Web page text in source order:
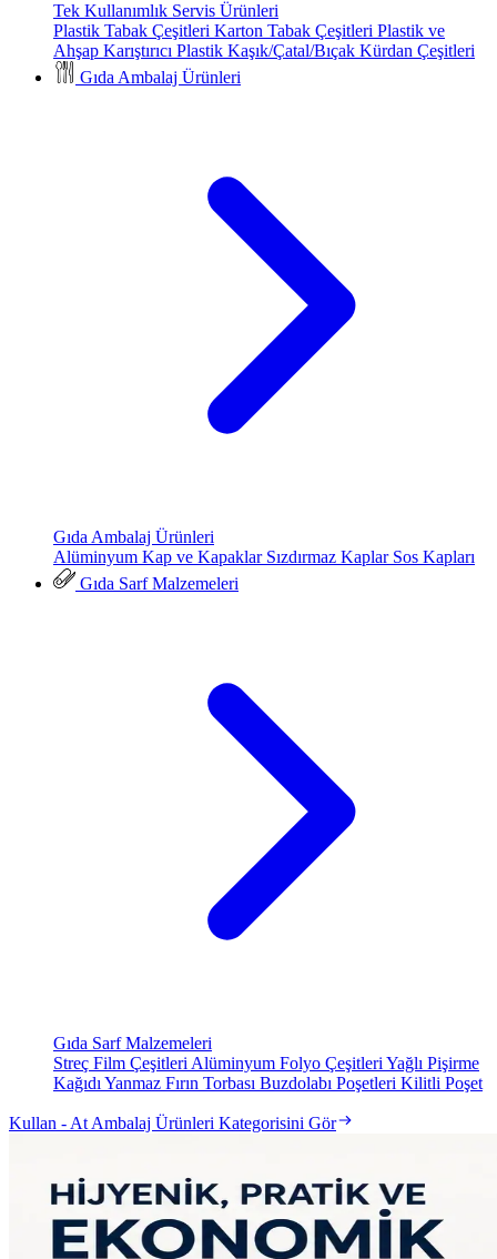
Tek Kullanımlık Servis Ürünleri
Plastik Tabak Çeşitleri Karton Tabak Çeşitleri Plastik ve
Ahşap Karıştırıcı Plastik Kaşık/Çatal/Bıçak Kürdan Çeşitleri
Gıda Ambalaj Ürünleri
Gıda Ambalaj Ürünleri
Alüminyum Kap ve Kapaklar Sızdırmaz Kaplar Sos Kapları
Gıda Sarf Malzemeleri
Gıda Sarf Malzemeleri
Streç Film Çeşitleri Alüminyum Folyo Çeşitleri Yağlı Pişirme
Kağıdı Yanmaz Fırın Torbası Buzdolabı Poşetleri Kilitli Poşet
Kullan - At Ambalaj Ürünleri Kategorisini Gör